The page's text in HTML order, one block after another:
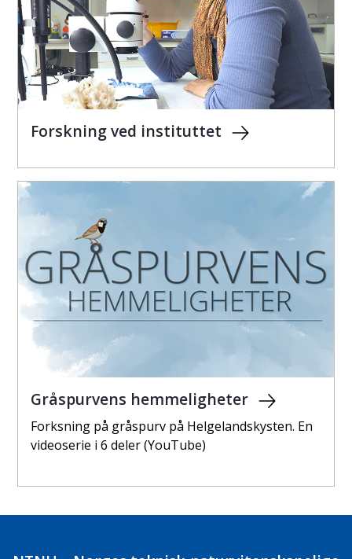
Forskning ved instituttet
Gråspurvens hemmeligheter
Forksning på gråspurv på Helgelandskysten. En
videoserie i 6 deler (YouTube)